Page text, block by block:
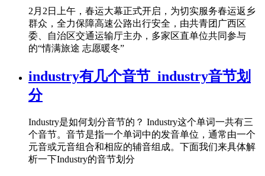
2月2日上午，春运大幕正式开启，为切实服务春运返乡
群众，全力保障高速公路出行安全，由共青团广西区
委、自治区交通运输厅主办，多家区直单位共同参与
的“情满旅途 志愿暖冬”
industry有几个音节_industry音节划
分
Industry是如何划分音节的？ Industry这个单词一共有三
个音节。音节是指一个单词中的发音单位，通常由一个
元音或元音组合和相应的辅音组成。下面我们来具体解
析一下Industry的音节划分